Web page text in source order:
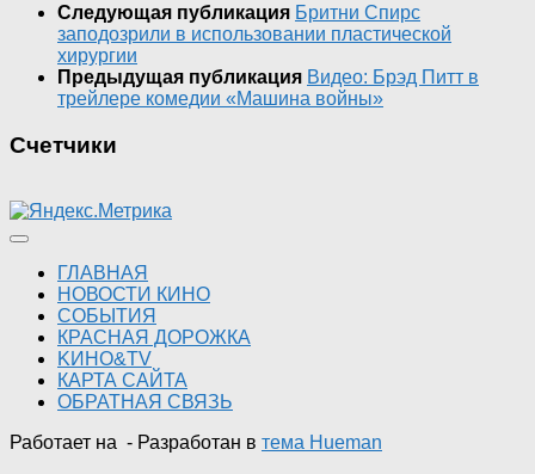
Следующая публикация Бритни Спирс
заподозрили в использовании пластической
хирургии
Предыдущая публикация Видео: Брэд Питт в
трейлере комедии «Машина войны»
Счетчики
ГЛАВНАЯ
НОВОСТИ КИНО
СОБЫТИЯ
КРАСНАЯ ДОРОЖКА
KИНО&TV
КАРТА САЙТА
ОБРАТНАЯ СВЯЗЬ
Работает на - Разработан в тема Hueman